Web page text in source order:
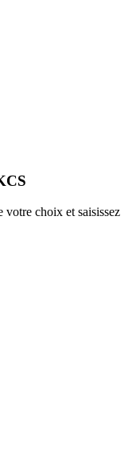
votre choix et saisissez